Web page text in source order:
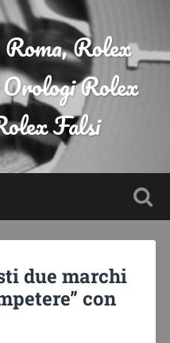
Rolex
Rolex
Falsi
due marchi
con